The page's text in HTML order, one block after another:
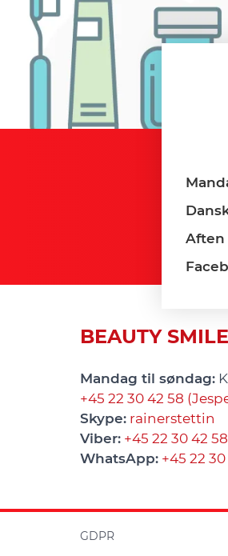
Aften
BEAUTY SMILE
Mandag til søndag:
+45 22 30 42 58
Skype: rainerstettin
Viber: +45 22 30 42
WhatsApp: +45 22
GDPR